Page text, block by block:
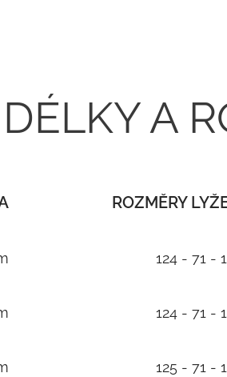
DÉLKY A
ROZMĚRY
124 - 71 -
124 - 71 -
125 - 71 -